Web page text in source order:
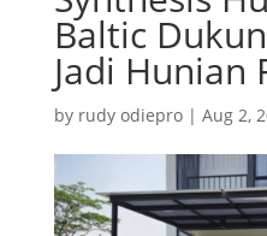
Baltic
Jadi Hunian
by rudy odiepro| Aug 2,